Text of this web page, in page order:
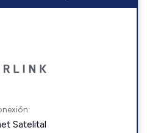
Satelital